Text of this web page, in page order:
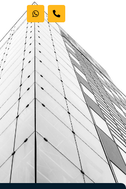
אודות המשרד
דיני עבודה
מקרקעין
פשיטות רגל